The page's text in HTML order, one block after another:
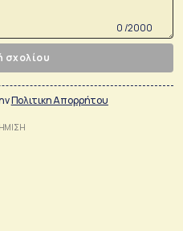
0 /2000
σχολίου
Πολιτικη Απορρήτου